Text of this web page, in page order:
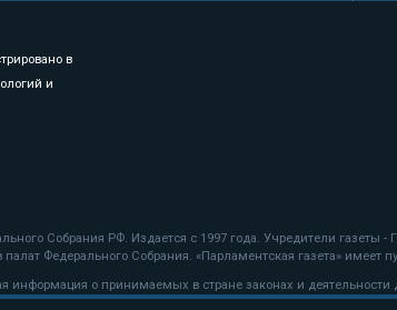
в
и
Собрания РФ. Издается с 1997 года. Учредители
Федерального Собрания. «Парламентская газета» имеет
информация о принимаемых в стране законах и деятельности